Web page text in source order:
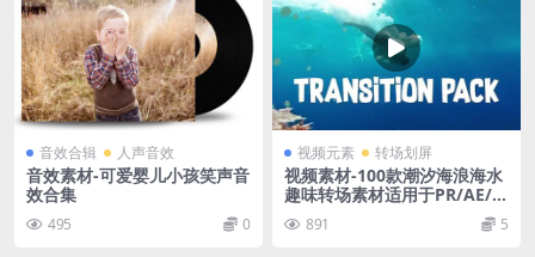
音效合辑 人声音效
音效素材-可爱婴儿小孩笑声音
效合集
495 0
视频元素 转场划屏
视频素材-100款潮汐海浪海水
趣味转场素材适用于PR/AE/F
CPX891 5